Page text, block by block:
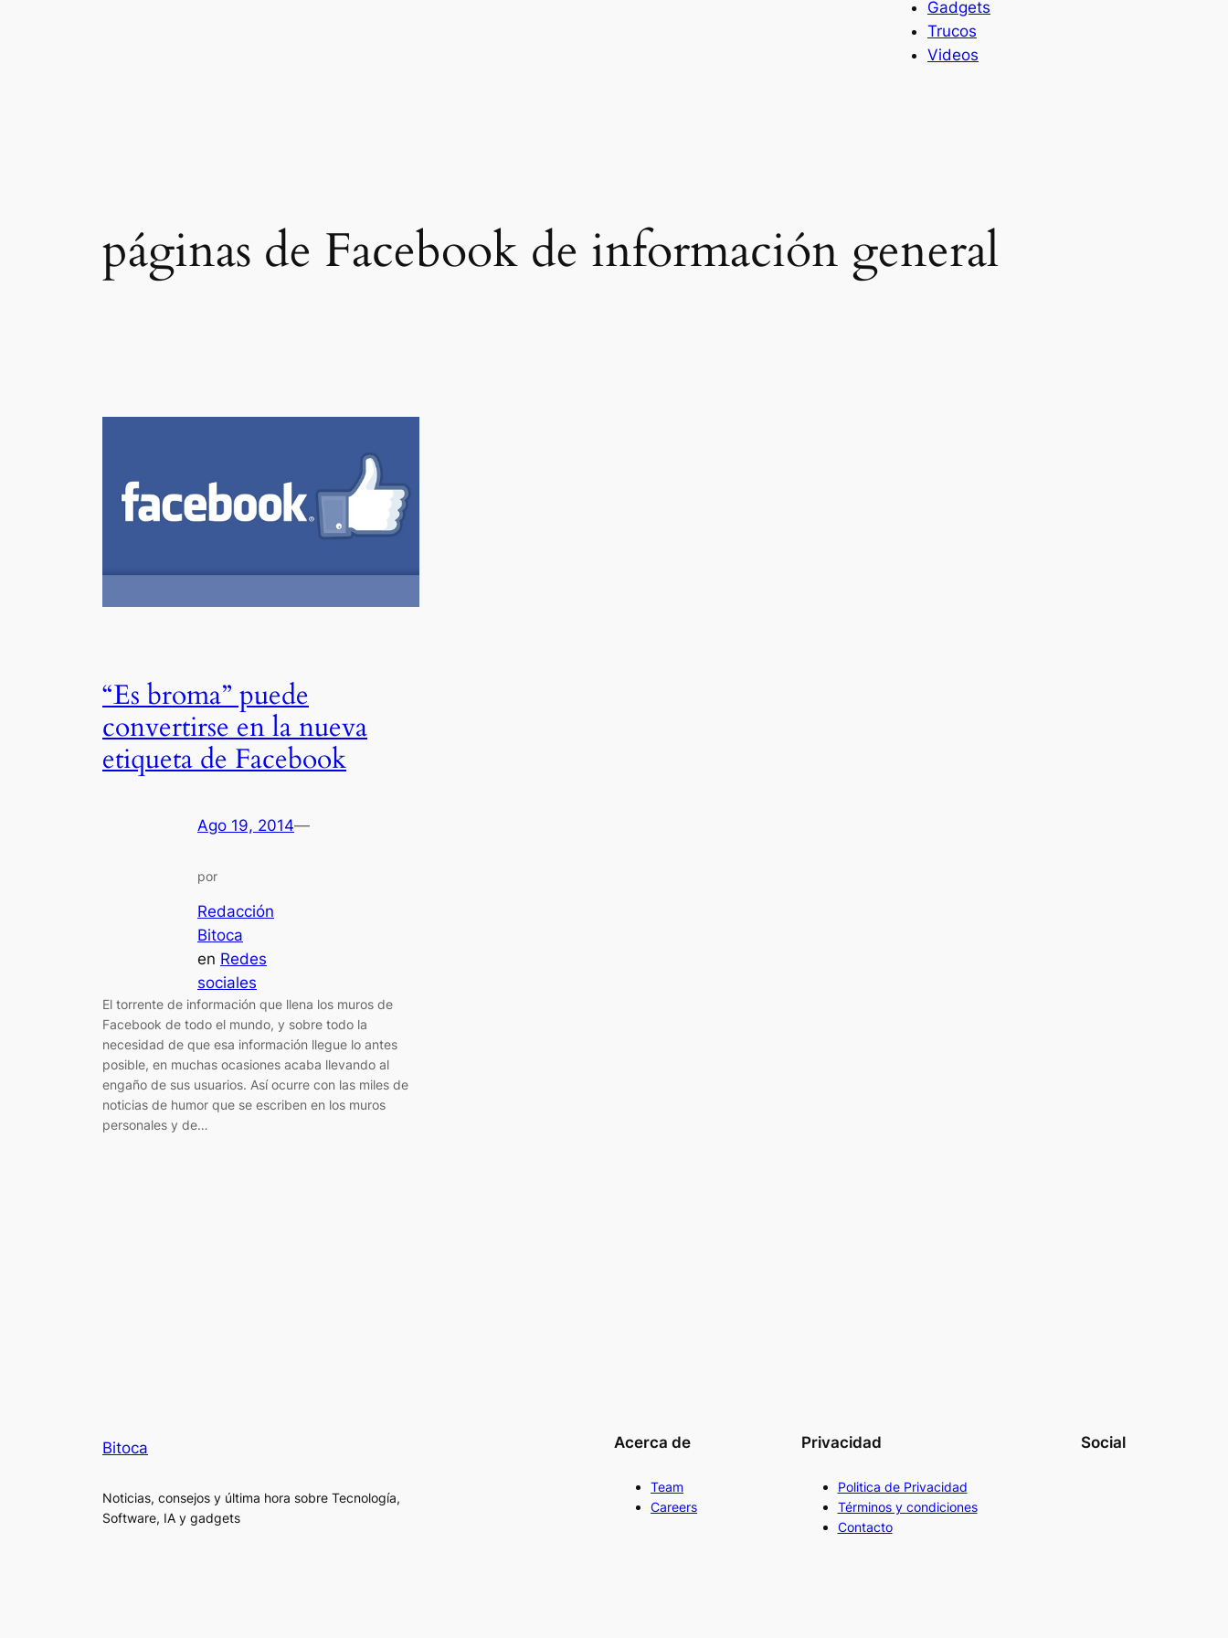
Gadgets
Trucos
Videos
páginas de Facebook de información general
“Es broma” puede
convertirse en la nueva
etiqueta de Facebook
Ago 19, 2014—
por
Redacción
Bitoca
en Redes
sociales
El torrente de información que llena los muros de
Facebook de todo el mundo, y sobre todo la
necesidad de que esa información llegue lo antes
posible, en muchas ocasiones acaba llevando al
engaño de sus usuarios. Así ocurre con las miles de
noticias de humor que se escriben en los muros
personales y de…
Bitoca
Noticias, consejos y última hora sobre Tecnología,
Software, IA y gadgets
Acerca de
Team
Careers
Privacidad
Politica de Privacidad
Términos y condiciones
Contacto
Social